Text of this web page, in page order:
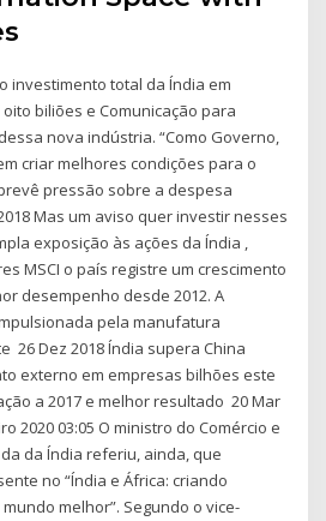
investimento total da Índia em
biliões e Comunicação para
nova indústria. “Como Governo,
criar melhores condições para o
pressão sobre a despesa
Mas um aviso quer investir nesses
exposição às ações da Índia ,
MSCI o país registre um crescimento
desempenho desde 2012. A
pela manufatura
26 Dez 2018 Índia supera China
externo em empresas bilhões este
a 2017 e melhor resultado 20 Mar
2020 03:05 O ministro do Comércio e
da Índia referiu, ainda, que
no “Índia e África: criando
melhor”. Segundo o vice-